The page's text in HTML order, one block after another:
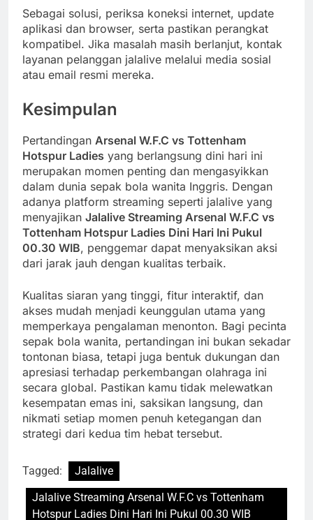
Sebagai solusi, periksa koneksi internet, update
aplikasi dan browser, serta pastikan perangkat
kompatibel. Jika masalah masih berlanjut, kontak
layanan pelanggan jalalive melalui media sosial
atau email resmi mereka.
Kesimpulan
Pertandingan Arsenal W.F.C vs Tottenham
Hotspur Ladies yang berlangsung dini hari ini
merupakan momen penting dan mengasyikkan
dalam dunia sepak bola wanita Inggris. Dengan
adanya platform streaming seperti jalalive yang
menyajikan Jalalive Streaming Arsenal W.F.C vs
Tottenham Hotspur Ladies Dini Hari Ini Pukul
00.30 WIB, penggemar dapat menyaksikan aksi
dari jarak jauh dengan kualitas terbaik.
Kualitas siaran yang tinggi, fitur interaktif, dan
akses mudah menjadi keunggulan utama yang
memperkaya pengalaman menonton. Bagi pecinta
sepak bola wanita, pertandingan ini bukan sekadar
tontonan biasa, tetapi juga bentuk dukungan dan
apresiasi terhadap perkembangan olahraga ini
secara global. Pastikan kamu tidak melewatkan
kesempatan emas ini, saksikan langsung, dan
nikmati setiap momen penuh ketegangan dan
strategi dari kedua tim hebat tersebut.
Tagged:
Jalalive
Jalalive Streaming Arsenal W.F.C vs Tottenham
Hotspur Ladies Dini Hari Ini Pukul 00.30 WIB